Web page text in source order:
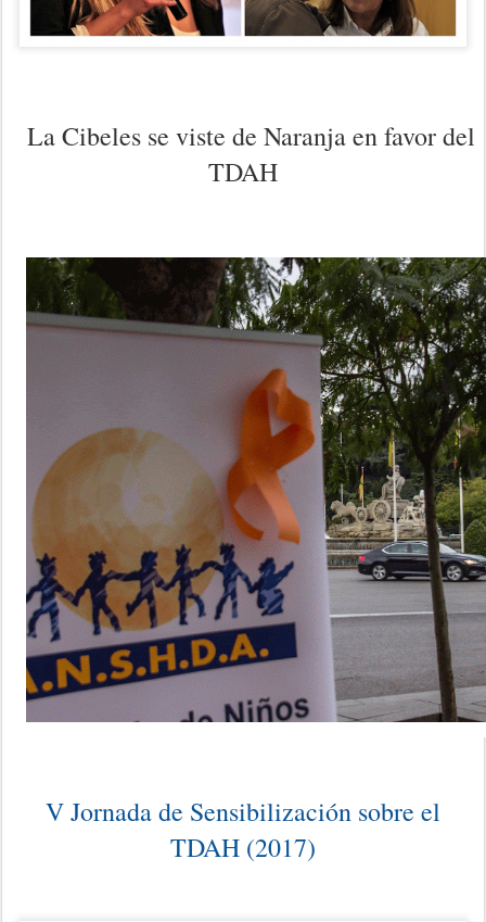
La Cibeles se viste de Naranja en favor del
TDAH
V Jornada de Sensibilización sobre el
TDAH (2017)